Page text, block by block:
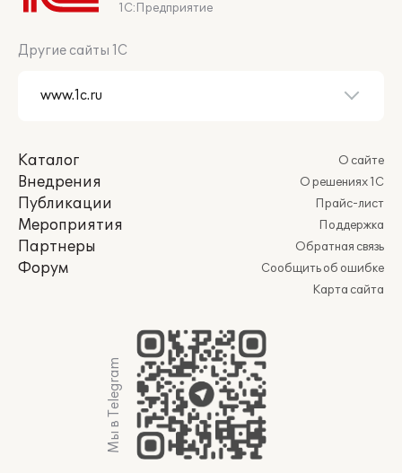
1С:Предприятие
Другие сайты 1С
Каталог
Внедрения
Публикации
Мероприятия
Партнеры
Форум
О сайте
О решениях 1С
Прайс-лист
Поддержка
Обратная связь
Сообщить об ошибке
Карта сайта
Мы в Telegram